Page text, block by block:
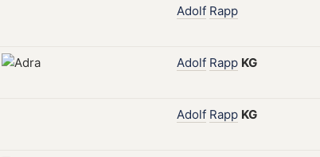
Adolf Rapp
Adolf Rapp KG
Adolf Rapp KG